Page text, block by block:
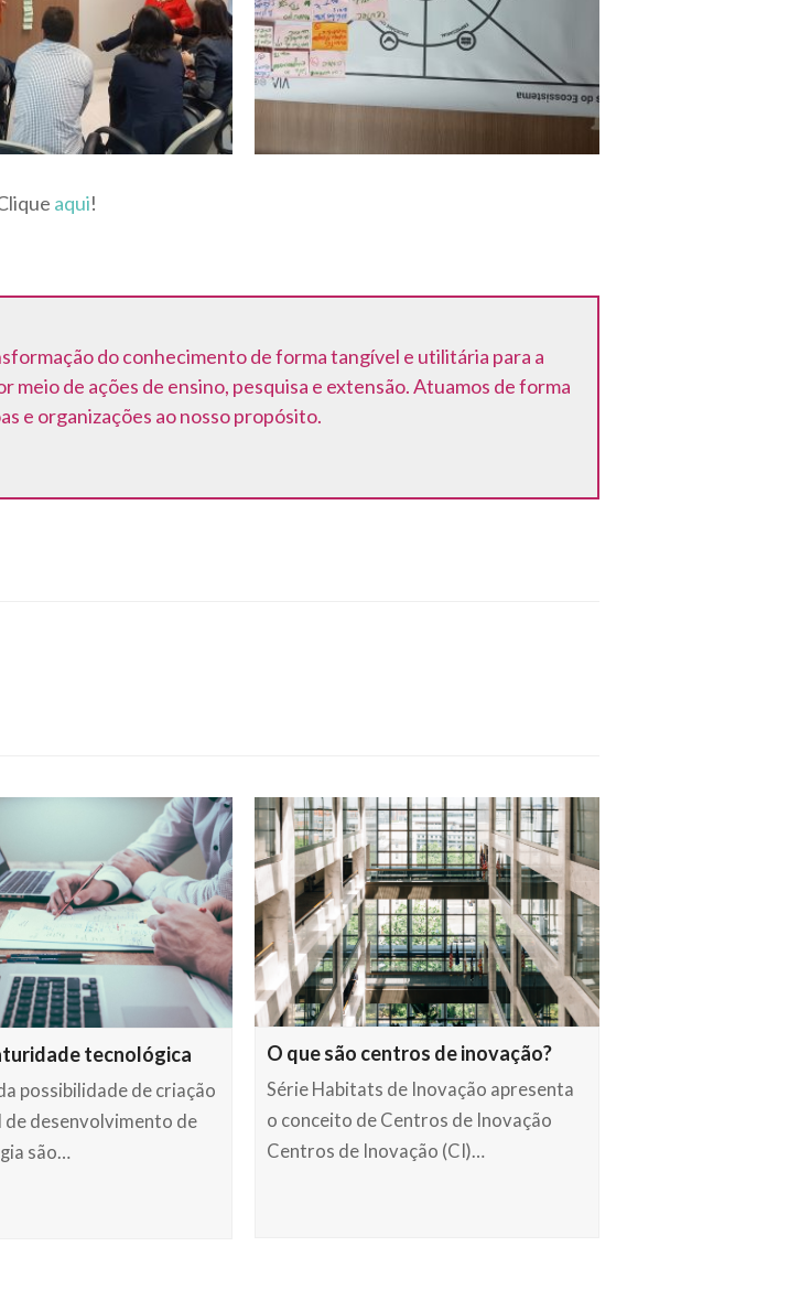
aqui!
do conhecimento de forma tangível e utilitária para a
de ações de ensino, pesquisa e extensão. Atuamos de forma
e organizações ao nosso propósito.
tecnológica
possibilidade de criação
de desenvolvimento de
são…
O que são centros de inovação?
Série Habitats de Inovação apresenta
o conceito de Centros de Inovação
Centros de Inovação (CI)…